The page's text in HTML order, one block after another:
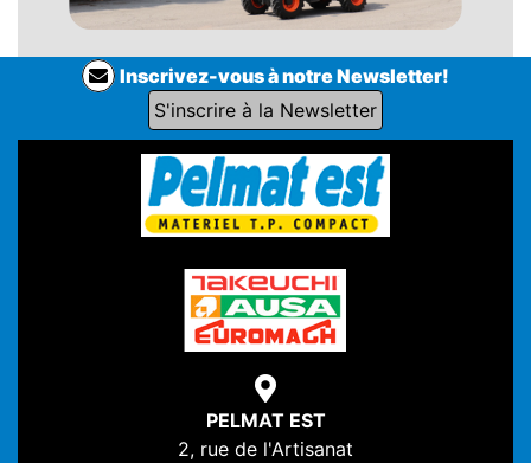
Inscrivez-vous à notre Newsletter!
S'inscrire à la Newsletter
PELMAT EST
2, rue de l'Artisanat